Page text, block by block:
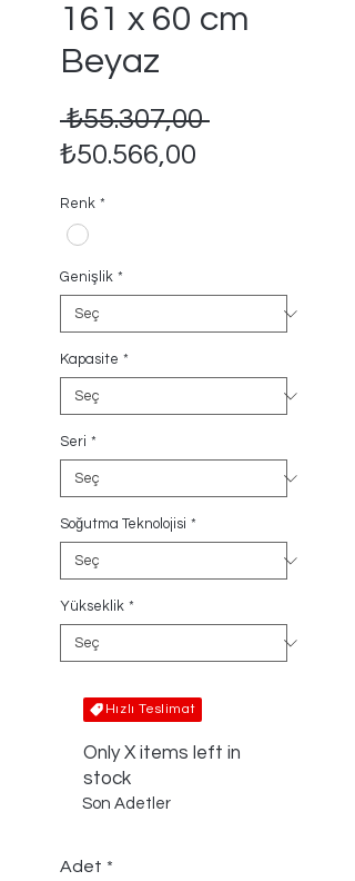
161 x 60 cm
Beyaz
₺55.307,00 Normal
₺50.566,00
Renk *
Genişlik *
Kapasite *
Seri *
Soğutma Teknolojisi *
Yükseklik *
Hızlı Teslimat
Only X items left in
stock
Son Adetler
Adet *